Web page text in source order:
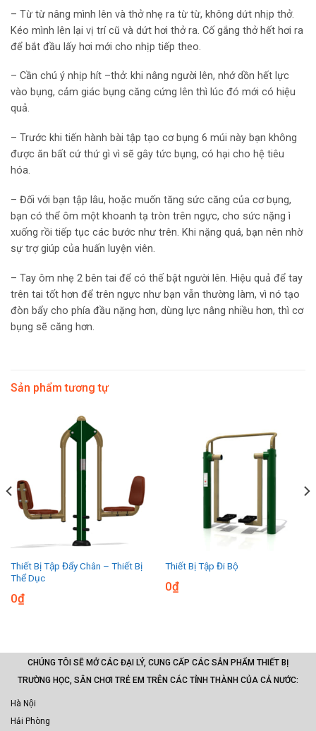
– Từ từ nâng mình lên và thở nhẹ ra từ từ, không dứt nhịp thở.
Kéo mình lên lại vị trí cũ và dứt hơi thở ra. Cố gắng thở hết hơi ra
để bắt đầu lấy hơi mới cho nhịp tiếp theo.
– Cần chú ý nhịp hít –thở: khi nâng người lên, nhớ dồn hết lực
vào bụng, cảm giác bụng căng cứng lên thì lúc đó mới có hiệu
quả.
– Trước khi tiến hành bài tập tạo cơ bụng 6 múi này bạn không
được ăn bất cứ thứ gì vì sẽ gây tức bụng, có hại cho hệ tiêu
hóa.
– Đối với bạn tập lâu, hoặc muốn tăng sức căng của cơ bụng,
bạn có thể ôm một khoanh tạ tròn trên ngực, cho sức nặng ì
xuống rồi tiếp tục các bước như trên. Khi nặng quá, bạn nên nhờ
sự trợ giúp của huấn luyện viên.
– Tay ôm nhẹ 2 bên tai để có thế bật người lên. Hiệu quả để tay
trên tai tốt hơn để trên ngực như bạn vẫn thường làm, vì nó tạo
đòn bẩy cho phía đầu nặng hơn, dùng lực nâng nhiều hơn, thì cơ
bụng sẽ căng hơn.
Sản phẩm tương tự
Thiết Bị Tập Đẩy Chân – Thiết Bị
Thể Dục
0₫
Thiết Bị Tập Đi Bộ
0₫
CHÚNG TÔI SẼ MỞ CÁC ĐẠI LÝ, CUNG CẤP CÁC SẢN PHẨM THIẾT BỊ
TRƯỜNG HỌC, SÂN CHƠI TRẺ EM TRÊN CÁC TỈNH THÀNH CỦA CẢ NƯỚC:
Hà Nội
Hải Phòng